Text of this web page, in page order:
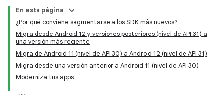
En esta página
¿Por qué conviene segmentarse a los SDK más nuevos?
Migra desde Android 12 y versiones posteriores (nivel de API 31) a
una versión más reciente
Migra de Android 11 (nivel de API 30) a Android 12 (nivel de API 31)
Migra desde una versión anterior a Android 11 (nivel de API 30)
Moderniza tus apps